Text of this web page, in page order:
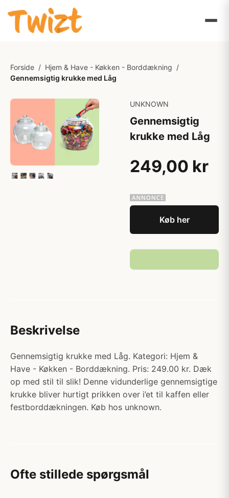
Forside / Hjem & Have - Køkken - Borddækning /
Gennemsigtig krukke med Låg
UNKNOWN
Gennemsigtig
krukke med Låg
249,00 kr
Køb her
Beskrivelse
Gennemsigtig krukke med Låg. Kategori: Hjem &
Have - Køkken - Borddækning. Pris: 249.00 kr. Dæk
op med stil til slik! Denne vidunderlige gennemsigtige
krukke bliver hurtigt prikken over i’et til kaffen eller
festborddækningen. Køb hos unknown.
Ofte stillede spørgsmål